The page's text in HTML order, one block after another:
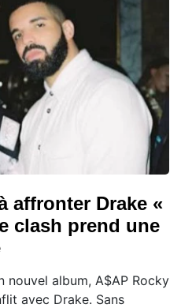
affronter Drake «
clash prend une
nouvel album, A$AP Rocky
avec Drake. Sans